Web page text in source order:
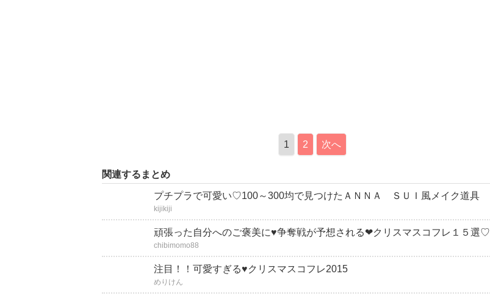
1 2 次へ
関連するまとめ
プチプラで可愛い♡100～300均で見つけたＡＮＮＡ ＳＵＩ風メイク道具
kijikiji
頑張った自分へのご褒美に♥争奪戦が予想される❤クリスマスコフレ１５選♡
chibimomo88
注目！！可愛すぎる♥クリスマスコフレ2015
めりけん